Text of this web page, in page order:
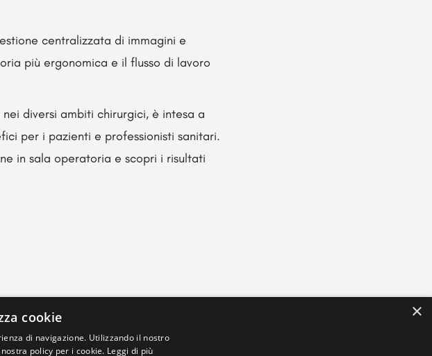
centralizzata di immagini e
più ergonomica e il flusso di lavoro
diversi ambiti chirurgici, è intesa a
per i pazienti e professionisti sanitari.
in sala operatoria e scopri i risultati
×
cookie
di navigazione. Utilizzando il nostro
policy per i cookie. Leggi di più